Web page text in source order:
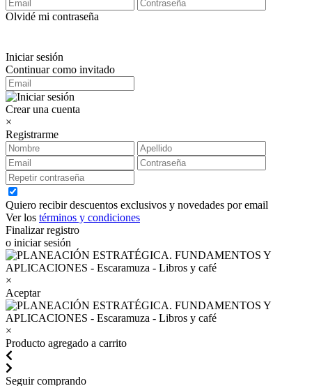
Olvidé mi contraseña
Iniciar sesión
Continuar como invitado
Crear una cuenta
×
Registrarme
Quiero recibir descuentos exclusivos y novedades por email
Ver los términos y condiciones
Finalizar registro
o iniciar sesión
×
Aceptar
×
Producto agregado a carrito
Seguir comprando